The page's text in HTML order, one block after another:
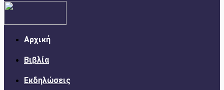
Αρχική
Βιβλία
Εκδηλώσεις